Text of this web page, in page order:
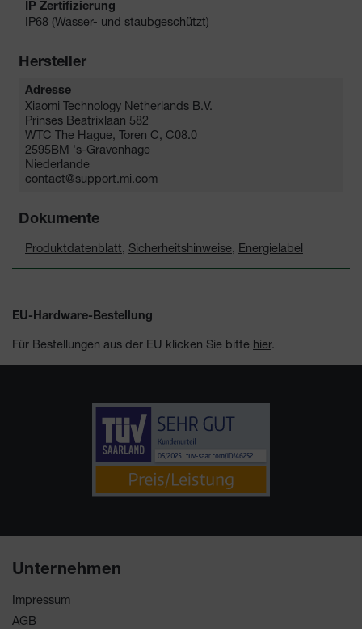
IP Zertifizierung
IP68 (Wasser- und staubgeschützt)
Hersteller
Adresse
Xiaomi Technology Netherlands B.V.
Prinses Beatrixlaan 582
WTC The Hague, Toren C, C08.0
2595BM 's-Gravenhage
Niederlande
contact@support.mi.com
Dokumente
Produktdatenblatt, Sicherheitshinweise, Energielabel
EU-Hardware-Bestellung
Für Bestellungen aus der EU klicken Sie bitte hier.
Unternehmen
Impressum
AGB